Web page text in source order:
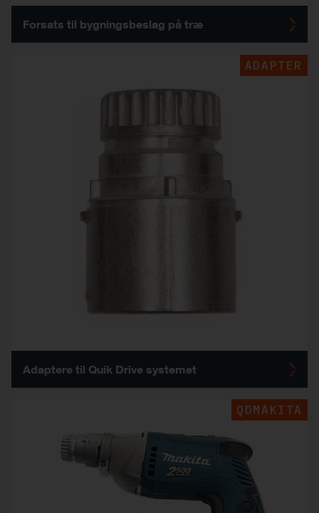
Forsats til bygningsbeslag på træ
ADAPTER
Adaptere til Quik Drive systemet
QDMAKITA